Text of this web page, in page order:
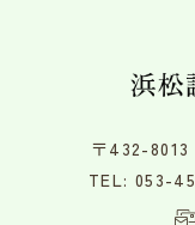
〒432-
TEL: 053-